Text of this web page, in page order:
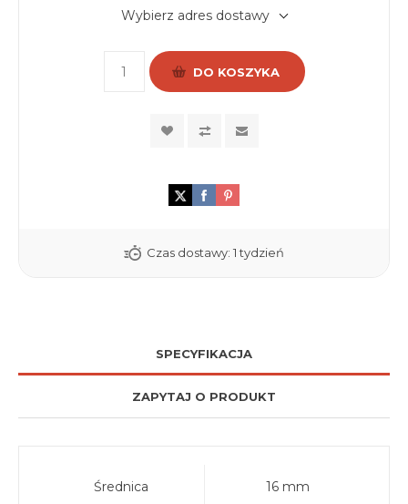
Wybierz adres dostawy
DO KOSZYKA
Czas dostawy: 1 tydzień
SPECYFIKACJA
ZAPYTAJ O PRODUKT
Średnica 16 mm